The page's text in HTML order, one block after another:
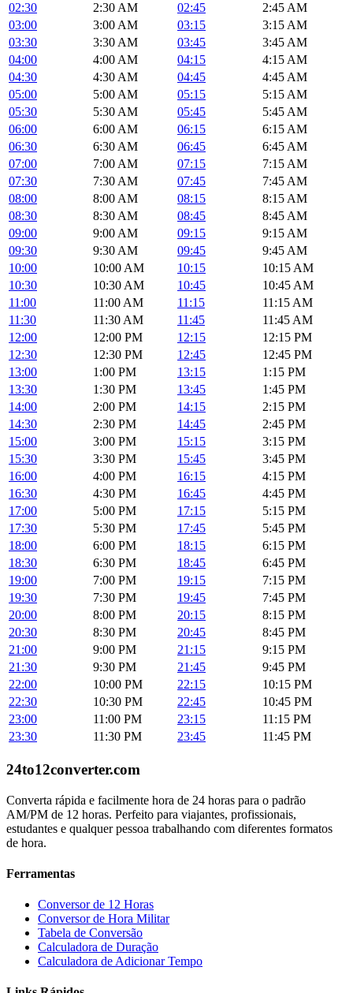
02:30
2:30 AM 02:45
2:45 AM
03:00
3:00 AM 03:15
3:15 AM
03:30
3:30 AM 03:45
3:45 AM
04:00
4:00 AM 04:15
4:15 AM
04:30
4:30 AM 04:45
4:45 AM
05:00
5:00 AM 05:15
5:15 AM
05:30
5:30 AM 05:45
5:45 AM
06:00
6:00 AM 06:15
6:15 AM
06:30
6:30 AM 06:45
6:45 AM
07:00
7:00 AM 07:15
7:15 AM
07:30
7:30 AM 07:45
7:45 AM
08:00
8:00 AM 08:15
8:15 AM
08:30
8:30 AM 08:45
8:45 AM
09:00
9:00 AM 09:15
9:15 AM
09:30
9:30 AM 09:45
9:45 AM
10:00
10:00 AM 10:15
10:15 AM
10:30
10:30 AM 10:45
10:45 AM
11:00
11:00 AM 11:15
11:15 AM
11:30
11:30 AM 11:45
11:45 AM
12:00
12:00 PM 12:15
12:15 PM
12:30
12:30 PM 12:45
12:45 PM
13:00
1:00 PM 13:15
1:15 PM
13:30
1:30 PM 13:45
1:45 PM
14:00
2:00 PM 14:15
2:15 PM
14:30
2:30 PM 14:45
2:45 PM
15:00
3:00 PM 15:15
3:15 PM
15:30
3:30 PM 15:45
3:45 PM
16:00
4:00 PM 16:15
4:15 PM
16:30
4:30 PM 16:45
4:45 PM
17:00
5:00 PM 17:15
5:15 PM
17:30
5:30 PM 17:45
5:45 PM
18:00
6:00 PM 18:15
6:15 PM
18:30
6:30 PM 18:45
6:45 PM
19:00
7:00 PM 19:15
7:15 PM
19:30
7:30 PM 19:45
7:45 PM
20:00
8:00 PM 20:15
8:15 PM
20:30
8:30 PM 20:45
8:45 PM
21:00
9:00 PM 21:15
9:15 PM
21:30
9:30 PM 21:45
9:45 PM
22:00
10:00 PM 22:15
10:15 PM
22:30
10:30 PM 22:45
10:45 PM
23:00
11:00 PM 23:15
11:15 PM
23:30
11:30 PM 23:45 11:45 PM
24to12converter.com
Converta rápida e facilmente hora de 24 horas para o padrão
AM/PM de 12 horas. Perfeito para viajantes, profissionais,
estudantes e qualquer pessoa trabalhando com diferentes formatos
de hora.
Ferramentas
Conversor de 12 Horas
Conversor de Hora Militar
Tabela de Conversão
Calculadora de Duração
Calculadora de Adicionar Tempo